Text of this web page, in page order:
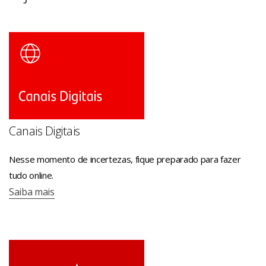
15h
MOGI DAS CRUZES - SELECT SHOP MOGI CRUZES - AV
VER NARCISO YAGUE GUIMARAES 1001 PISO TERREO L
NOVA ODESSA - RD ARNALDO JULIO MAUERBERG 4000
PARANAPUA - AV ANTONIO GOMES CASTRO 2679 -
11h às 16h
POPULINA - R SAO PAULO 1365 - 11h às 16h - Horário
SAO PAULO - PA SHOP BUTANTA-SP - AV PROF
SAO PAULO - PA SHOP ANALIA FRANCO SP-SP - AV REG
Canais Digitais
Nesse momento de incertezas, fique preparado para fazer
tudo online.
Saiba mais